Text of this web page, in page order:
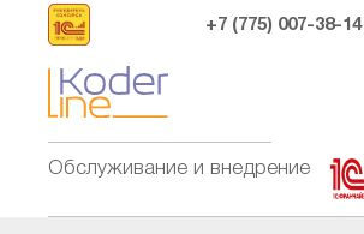
Обслуживание и внедрение
+7 (775) 007-38-14